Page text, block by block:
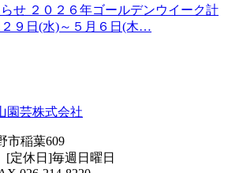
せ ２０２６年ゴールデンウイーク計
９日(水)～５月６日(木…
市稲葉609
定休日]毎週日曜日